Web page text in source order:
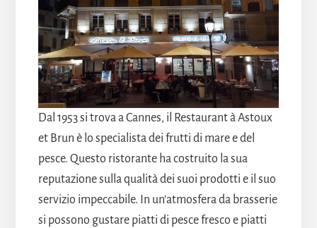
Dal 1953 si trova a Cannes, il Restaurant à Astoux
et Brun è lo specialista dei frutti di mare e del
pesce. Questo ristorante ha costruito la sua
reputazione sulla qualità dei suoi prodotti e il suo
servizio impeccabile. In un'atmosfera da brasserie
si possono gustare piatti di pesce fresco e piatti